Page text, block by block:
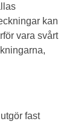
kan
vara svårt
fast